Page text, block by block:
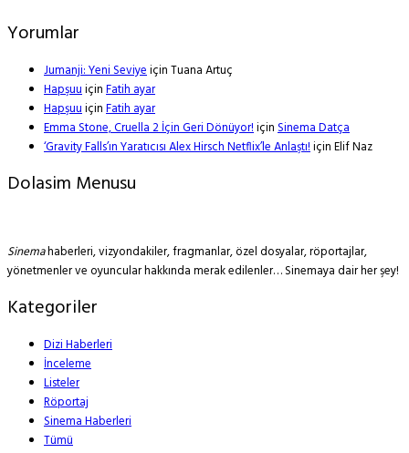
Yorumlar
Jumanji: Yeni SeviyeiçinTuana Artuç
HapşuuiçinFatih ayar
HapşuuiçinFatih ayar
Emma Stone, Cruella 2 İçin Geri Dönüyor!içinSinema Datça
‘Gravity Falls’ın Yaratıcısı Alex Hirsch Netflix’le Anlaştı!içinElif Naz
Dolasim Menusu
Sinemahaberleri, vizyondakiler, fragmanlar, özel dosyalar, röportajlar,
yönetmenler ve oyuncular hakkında merak edilenler… Sinemaya dair her şey!
Kategoriler
Dizi Haberleri
İnceleme
Listeler
Röportaj
Sinema Haberleri
Tümü